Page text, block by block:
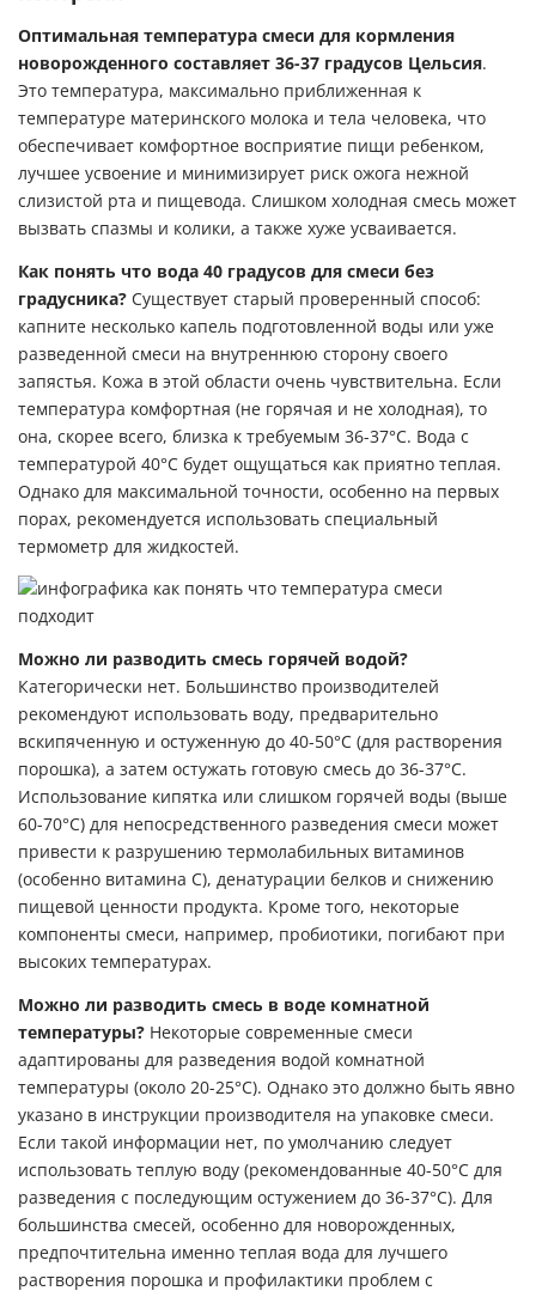
Оптимальная температура смеси для кормления
новорожденного составляет 36-37 градусов Цельсия.
Это температура, максимально приближенная к
температуре материнского молока и тела человека, что
обеспечивает комфортное восприятие пищи ребенком,
лучшее усвоение и минимизирует риск ожога нежной
слизистой рта и пищевода. Слишком холодная смесь может
вызвать спазмы и колики, а также хуже усваивается.
Как понять что вода 40 градусов для смеси без
градусника? Существует старый проверенный способ:
капните несколько капель подготовленной воды или уже
разведенной смеси на внутреннюю сторону своего
запястья. Кожа в этой области очень чувствительна. Если
температура комфортная (не горячая и не холодная), то
она, скорее всего, близка к требуемым 36-37°C. Вода с
температурой 40°C будет ощущаться как приятно теплая.
Однако для максимальной точности, особенно на первых
порах, рекомендуется использовать специальный
термометр для жидкостей.
Можно ли разводить смесь горячей водой?
Категорически нет. Большинство производителей
рекомендуют использовать воду, предварительно
вскипяченную и остуженную до 40-50°C (для растворения
порошка), а затем остужать готовую смесь до 36-37°C.
Использование кипятка или слишком горячей воды (выше
60-70°C) для непосредственного разведения смеси может
привести к разрушению термолабильных витаминов
(особенно витамина С), денатурации белков и снижению
пищевой ценности продукта. Кроме того, некоторые
компоненты смеси, например, пробиотики, погибают при
высоких температурах.
Можно ли разводить смесь в воде комнатной
температуры? Некоторые современные смеси
адаптированы для разведения водой комнатной
температуры (около 20-25°C). Однако это должно быть явно
указано в инструкции производителя на упаковке смеси.
Если такой информации нет, по умолчанию следует
использовать теплую воду (рекомендованные 40-50°C для
разведения с последующим остужением до 36-37°C). Для
большинства смесей, особенно для новорожденных,
предпочтительна именно теплая вода для лучшего
растворения порошка и профилактики проблем с